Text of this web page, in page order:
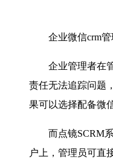
企业微信crm管
企业管理者在管
责任无法追踪问题
果可以选择配备微
而点镜SCRM系
户上，管理员可直